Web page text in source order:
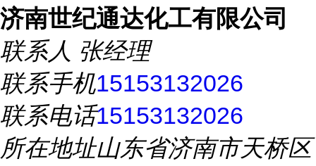
济南世纪通达化工有限公司
联系人 张经理
联系手机15153132026
联系电话15153132026
所在地址山东省济南市天桥区